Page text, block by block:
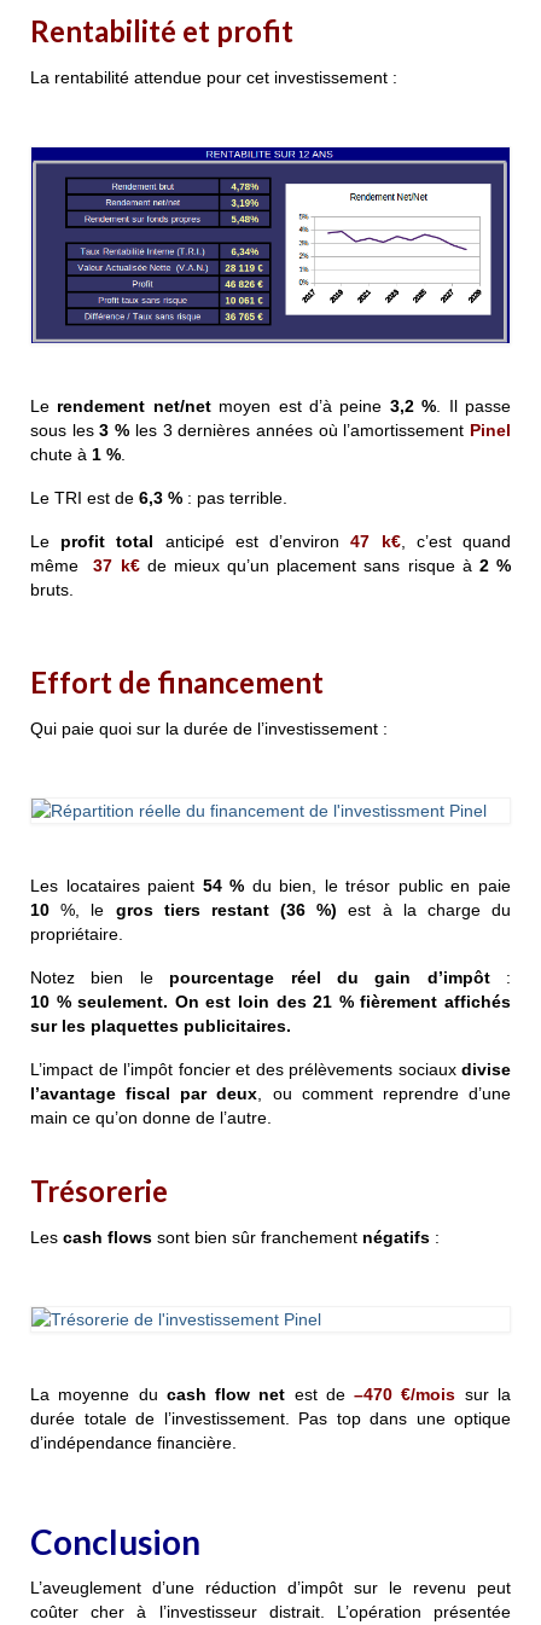
Rentabilité et profit
La rentabilité attendue pour cet investissement :
Le rendement net/netmoyen est d’à peine 3,2 %. Il passe
sous les3 % les 3 dernières années où l’amortissement Pinel
chute à 1 %.
Le TRI est de 6,3 % : pas terrible.
Le profit total anticipé est d’environ47 k€, c’est quand
même37 k€de mieux qu’un placement sans risque à 2 %
bruts.
Effort de financement
Qui paie quoi sur la durée de l’investissement :
Les locataires paient 54 % du bien, le trésor public en paie
10 %, le gros tiers restant (36 %) est à la charge du
propriétaire.
Notez bien le pourcentage réel du gain d’impôt:
10 % seulement. On est loin des 21 % fièrement affichés
sur les plaquettes publicitaires.
L’impact de l’impôt foncier et des prélèvements sociaux divise
l’avantage fiscal par deux, ou comment reprendre d’une
main ce qu’on donne de l’autre.
Trésorerie
Les cash flows sont bien sûr franchement négatifs :
La moyenne du cash flow net est de–470 €/mois sur la
durée totale de l’investissement. Pas top dans une optique
d’indépendance financière.
Conclusion
L’aveuglement d’une réduction d’impôt sur le revenu peut
coûter cher à l’investisseur distrait. L’opération présentée